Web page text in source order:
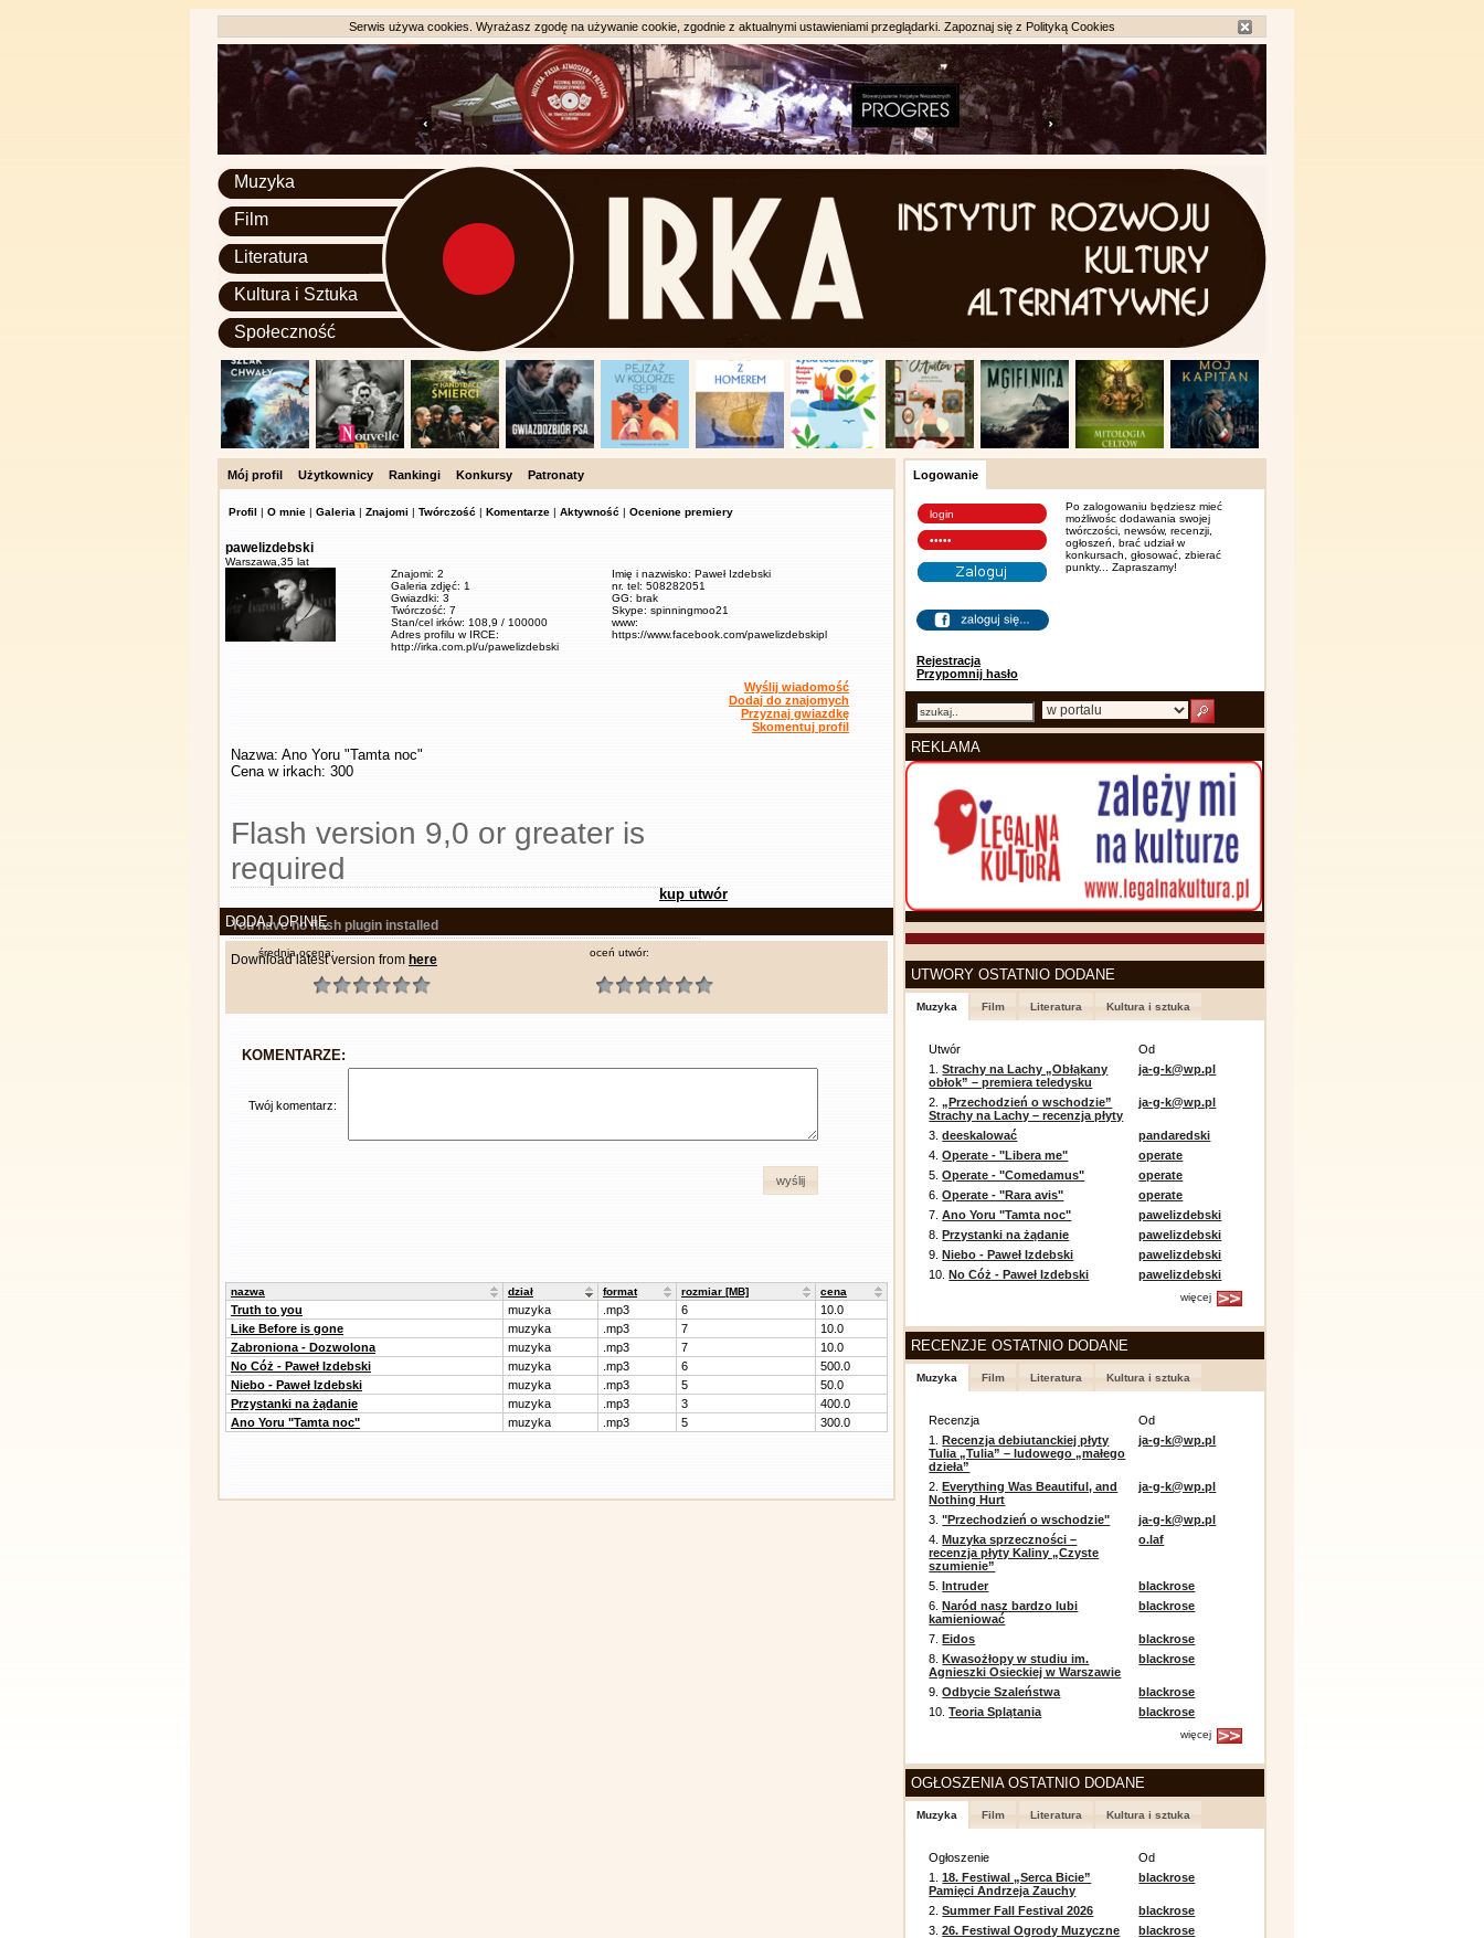
Serwis używa cookies. Wyrażasz zgodę na używanie cookie, zgodnie z aktualnymi ustawieniami przeglądarki. Zapoznaj się z Polityką Cookies
Muzyka
Film
Literatura
Kultura i Sztuka
Społeczność
Mój profil Użytkownicy Rankingi Konkursy Patronaty
Profil | O mnie | Galeria | Znajomi | Twórczość | Komentarze | Aktywność | Ocenione premiery
pawelizdebski
Warszawa, 35 lat
Znajomi: 2
Galeria zdjęć: 1
Gwiazdki: 3
Twórczość: 7
Stan/cel irków: 108,9 / 100000
Adres profilu w IRCE:
http://irka.com.pl/u/pawelizdebski
Imię i nazwisko: Paweł Izdebski
nr. tel: 508282051
GG: brak
Skype: spinningmoo21
www:
https://www.facebook.com/pawelizdebskipl
Wyślij wiadomość
Dodaj do znajomych
Przyznaj gwiazdkę
Skomentuj profil
Nazwa: Ano Yoru "Tamta noc"
Cena w irkach: 300
Flash version 9,0 or greater is
required
You have no flash plugin installed
Download latest version from here
kup utwór
DODAJ OPINIĘ
średnia ocena: oceń utwór:
KOMENTARZE:
Twój komentarz:
wyślij
nazwa dział format rozmiar [MB] cena
Truth to you muzyka .mp3 6
10.0
Like Before is gone
muzyka .mp3 7
10.0
Zabroniona - Dozwolona
muzyka .mp3 7
10.0
No Cóż - Paweł Izdebski
muzyka .mp3 6
500.0
Niebo - Paweł Izdebski
muzyka .mp3 5
50.0
Przystanki na żądanie
muzyka .mp3 3
400.0
Ano Yoru "Tamta noc"
muzyka .mp3 5 300.0
Logowanie
Rejestracja
Przypomnij hasło
Po zalogowaniu będziesz mieć
możliwośc dodawania swojej
twórczości, newsów, recenzji,
ogłoszeń, brać udział w
konkursach, głosować, zbierać
punkty... Zapraszamy!
REKLAMA
UTWORY OSTATNIO DODANE
Muzyka Film Literatura Kultura i sztuka
Utwór
Od
1.Strachy na Lachy „Obłąkany
obłok” – premiera teledysku
ja-g-k@wp.pl
2.„Przechodzień o wschodzie”
Strachy na Lachy – recenzja płyty
ja-g-k@wp.pl
3.deeskalować
pandaredski
4.Operate - "Libera me"
operate
5.Operate - "Comedamus"
operate
6.Operate - "Rara avis"
operate
7.Ano Yoru "Tamta noc"
pawelizdebski
8.Przystanki na żądanie
pawelizdebski
9.Niebo - Paweł Izdebski
pawelizdebski
10.No Cóż - Paweł Izdebski pawelizdebski
więcej
RECENZJE OSTATNIO DODANE
Muzyka Film Literatura Kultura i sztuka
Recenzja
Od
1.Recenzja debiutanckiej płyty
Tulia „Tulia” – ludowego „małego
dzieła”
ja-g-k@wp.pl
2.Everything Was Beautiful, and
Nothing Hurt
ja-g-k@wp.pl
3."Przechodzień o wschodzie"
ja-g-k@wp.pl
4.Muzyka sprzeczności –
recenzja płyty Kaliny „Czyste
szumienie”
o.laf
5.Intruder
blackrose
6.Naród nasz bardzo lubi
kamieniować
blackrose
7.Eidos
blackrose
8.Kwasożłopy w studiu im.
Agnieszki Osieckiej w Warszawie
blackrose
9.Odbycie Szaleństwa
blackrose
10.Teoria Splątania blackrose
więcej
OGŁOSZENIA OSTATNIO DODANE
Muzyka Film Literatura Kultura i sztuka
Ogłoszenie
Od
1.18. Festiwal „Serca Bicie”
Pamięci Andrzeja Zauchy
blackrose
2.Summer Fall Festival 2026
blackrose
3.26. Festiwal Ogrody Muzyczne
blackrose